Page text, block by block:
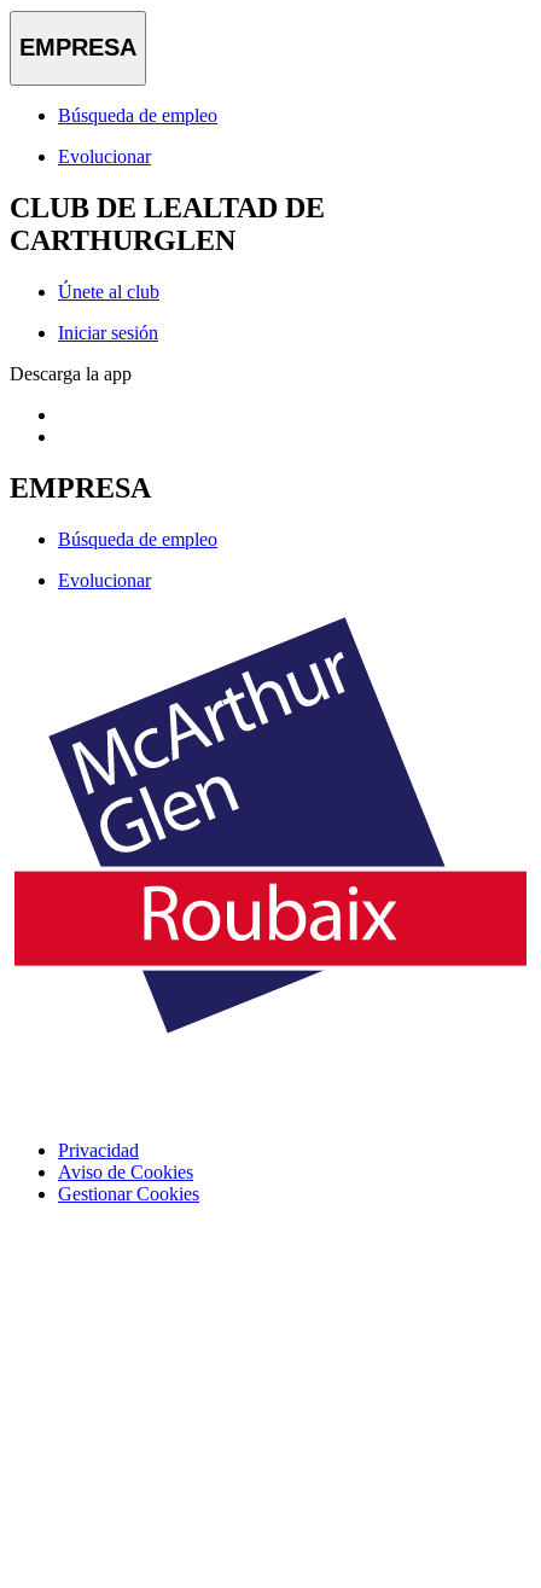
EMPRESA
Búsqueda de empleo
Evolucionar
CLUB DE LEALTAD DE
CARTHURGLEN
Únete al club
Iniciar sesión
Descarga la app
EMPRESA
Búsqueda de empleo
Evolucionar
Privacidad
Aviso de Cookies
Gestionar Cookies